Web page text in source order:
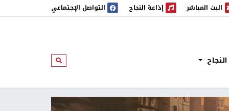
البث المباشر
المباشر إذاعة النجاح
إذاعة النجاح التواصل الإجتماعي
ابحث